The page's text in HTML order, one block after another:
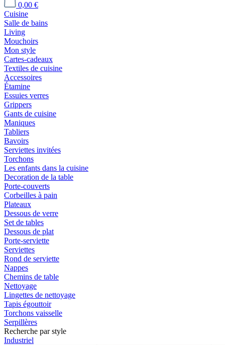
0,00 €
Cuisine
Salle de bains
Living
Mouchoirs
Mon style
Cartes-cadeaux
Textiles de cuisine
Accessoires
Étamine
Essuies verres
Grippers
Gants de cuisine
Maniques
Tabliers
Bavoirs
Serviettes invitées
Torchons
Les enfants dans la cuisine
Decoration de la table
Porte-couverts
Corbeilles à pain
Plateaux
Dessous de verre
Set de tables
Dessous de plat
Porte-serviette
Serviettes
Rond de serviette
Nappes
Chemins de table
Nettoyage
Lingettes de nettoyage
Tapis égouttoir
Torchons vaisselle
Serpillères
Recherche par style
Industriel